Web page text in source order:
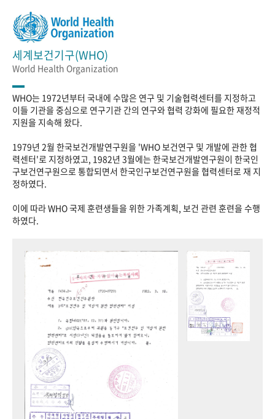
세계보건기구(WHO)
World Health Organization
WHO는 1972년부터 국내에 수많은 연구 및 기술협력센터를 지정하고
이들 기관을 중심으로 연구기관 간의 연구와 협력 강화에 필요한 재정적
지원을 지속해 왔다.
1979년 2월 한국보건개발연구원을 'WHO 보건연구 및 개발에 관한 협
력센터'로 지정하였고, 1982년 3월에는 한국보건개발연구원이 한국인
구보건연구원으로 통합되면서 한국인구보건연구원을 협력센터로 재 지
정하였다.
이에 따라 WHO 국제 훈련생들을 위한 가족계획, 보건 관련 훈련을 수행
하였다.